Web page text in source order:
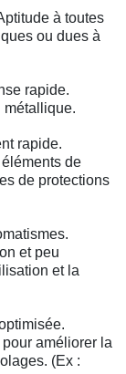
à toutes
ou dues à
rapide.
métallique.
rapide.
de
de protections
et peu
et la
améliorer la
(Ex :